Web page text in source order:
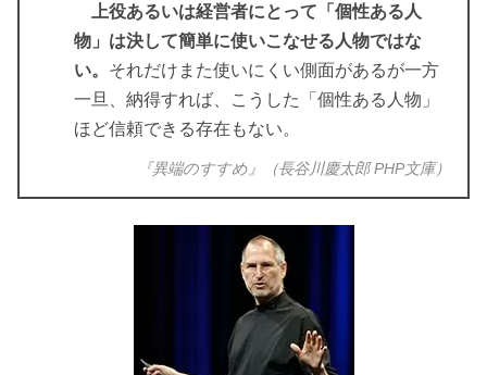
上役あるいは経営者にとって「個性ある人
物」は決して簡単に使いこなせる人物ではな
い。 それだけまた使いにくい側面があるが一方
一旦、納得すれば、こうした「個性ある人物」
ほど信頼できる存在もない。
『異端のすすめ』（長谷川慶太郎 PHP文庫）